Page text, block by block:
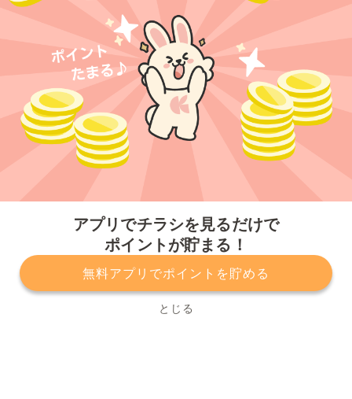
アプリでチラシを見るだけで
ポイントが貯まる！
無料アプリでポイントを貯める
とじる
プライバシーポリシー 利用規約
運営会社
サービスに関してのお問い合わせ